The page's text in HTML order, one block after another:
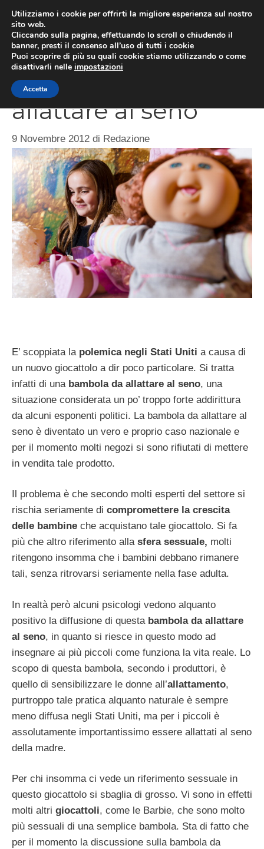
contenuto
Bambola da
allattare al seno
9 Novembre 2012 di Redazione
E’ scoppiata la polemica negli Stati Uniti a causa di
un nuovo giocattolo a dir poco particolare. Si tratta
infatti di una bambola da allattare al seno, una
situazione considerata un po’ troppo forte addirittura
da alcuni esponenti politici. La bambola da allattare al
seno è diventato un vero e proprio caso nazionale e
per il momento molti negozi si sono rifiutati di mettere
in vendita tale prodotto.
Il problema è che secondo molti esperti del settore si
rischia seriamente di compromettere la crescita
delle bambine che acquistano tale giocattolo. Si fa
più che altro riferimento alla sfera sessuale, molti
ritengono insomma che i bambini debbano rimanere
tali, senza ritrovarsi seriamente nella fase adulta.
In realtà però alcuni psicologi vedono alquanto
positivo la diffusione di questa bambola da allattare
al seno, in quanto si riesce in questo modo ad
insegnare ai più piccoli come funziona la vita reale. Lo
scopo di questa bambola, secondo i produttori, è
quello di sensibilizzare le donne all’allattamento,
purtroppo tale pratica alquanto naturale è sempre
meno diffusa negli Stati Uniti, ma per i piccoli è
assolutamente importantissimo essere allattati al seno
della madre.
Per chi insomma ci vede un riferimento sessuale in
questo giocattolo si sbaglia di grosso. Vi sono in effetti
molti altri giocattoli, come le Barbie, che sono molto
più sessuali di una semplice bambola. Sta di fatto che
per il momento la discussione sulla bambola da
Utilizziamo i cookie per offrirti la migliore esperienza sul nostro
sito web.
Cliccando sulla pagina, effettuando lo scroll o chiudendo il
banner, presti il consenso all’uso di tutti i cookie
Puoi scoprire di più su quali cookie stiamo utilizzando o come
disattivarli nelle impostazioni
Accetta